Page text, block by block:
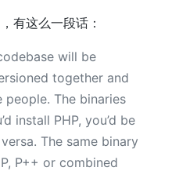
有这么一段话：
will be
together and
The binaries
install PHP, you’d be
The same binary
P++ or combined